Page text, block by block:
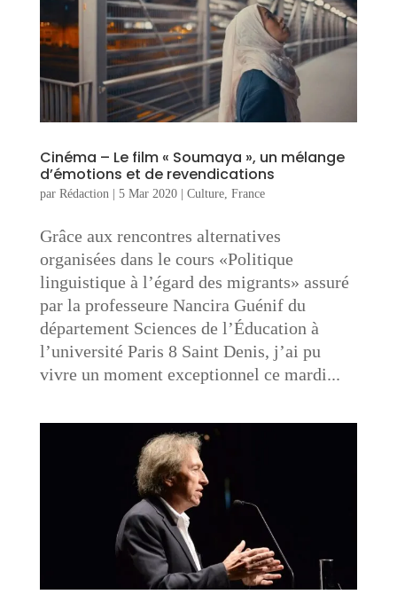
Cinéma – Le film « Soumaya », un mélange
d’émotions et de revendications
par Rédaction | 5 Mar 2020| Culture, France
Grâce aux rencontres alternatives
organisées dans le cours «Politique
linguistique à l’égard des migrants» assuré
par la professeure Nancira Guénif du
département Sciences de l’Éducation à
l’université Paris 8 Saint Denis, j’ai pu
vivre un moment exceptionnel ce mardi...